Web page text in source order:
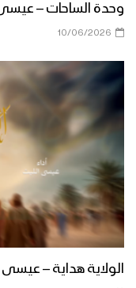
زامل
زامل
وحدة الساحات – عيسى
10/06/2026
الولاية هداية – عيسى